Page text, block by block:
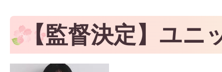
【監督決定】ユニ